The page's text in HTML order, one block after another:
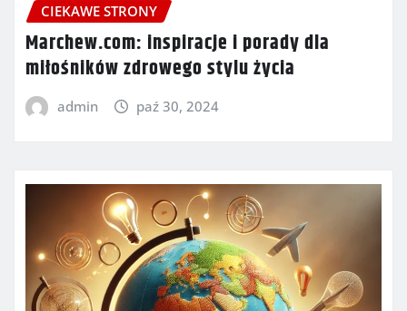
CIEKAWE STRONY
Marchew.com: inspiracje i porady dla
miłośników zdrowego stylu życia
admin paź 30, 2024